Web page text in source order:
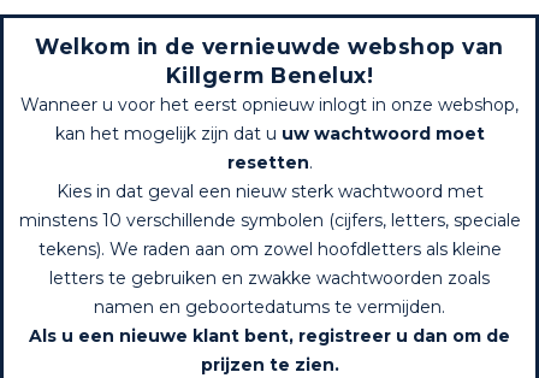
Welkom in de vernieuwde webshop van
Killgerm Benelux!
Wanneer u voor het eerst opnieuw inlogt in onze webshop,
kan het mogelijk zijn dat u uw wachtwoord moet
resetten.
Kies in dat geval een nieuw sterk wachtwoord met
minstens 10 verschillende symbolen (cijfers, letters, speciale
tekens). We raden aan om zowel hoofdletters als kleine
letters te gebruiken en zwakke wachtwoorden zoals
namen en geboortedatums te vermijden.
Als u een nieuwe klant bent, registreer u dan om de
prijzen te zien.